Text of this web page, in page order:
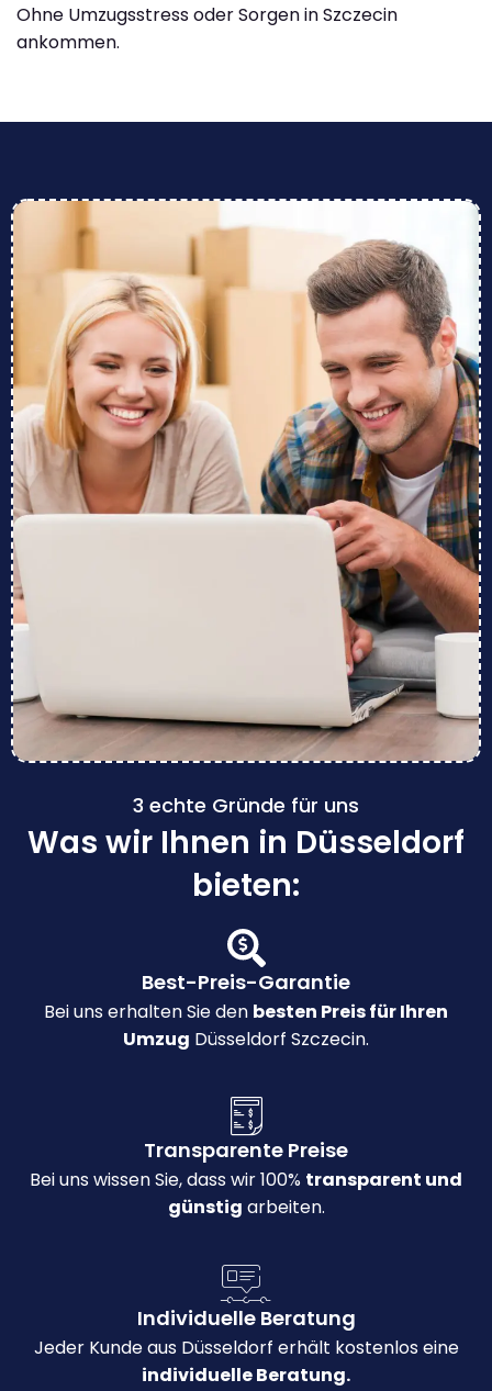
Ohne Umzugsstress oder Sorgen in Szczecin
ankommen.
3 echte Gründe für uns
Was wir Ihnen in Düsseldorf
bieten:
Best-Preis-Garantie
Bei uns erhalten Sie den besten Preis für Ihren
Umzug Düsseldorf Szczecin.
Transparente Preise
Bei uns wissen Sie, dass wir 100% transparent und
günstig arbeiten.
Individuelle Beratung
Jeder Kunde aus Düsseldorf erhält kostenlos eine
individuelle Beratung.